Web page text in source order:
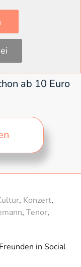
zugänglich
Das braucht
ab 10 Euro
, Konzert,
, Tenor,
in Social